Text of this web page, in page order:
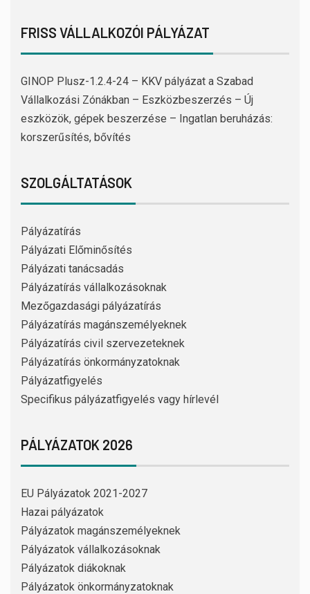
FRISS VÁLLALKOZÓI PÁLYÁZAT
GINOP Plusz-1.2.4-24 – KKV pályázat a Szabad
Vállalkozási Zónákban – Eszközbeszerzés – Új
eszközök, gépek beszerzése – Ingatlan beruházás:
korszerűsítés, bővítés
SZOLGÁLTATÁSOK
Pályázatírás
Pályázati Előminősítés
Pályázati tanácsadás
Pályázatírás vállalkozásoknak
Mezőgazdasági pályázatírás
Pályázatírás magánszemélyeknek
Pályázatírás civil szervezeteknek
Pályázatírás önkormányzatoknak
Pályázatfigyelés
Specifikus pályázatfigyelés vagy hírlevél
PÁLYÁZATOK 2026
EU Pályázatok 2021-2027
Hazai pályázatok
Pályázatok magánszemélyeknek
Pályázatok vállalkozásoknak
Pályázatok diákoknak
Pályázatok önkormányzatoknak